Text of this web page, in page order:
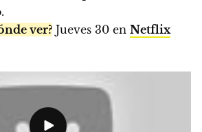
ver? Jueves 30 en Netflix